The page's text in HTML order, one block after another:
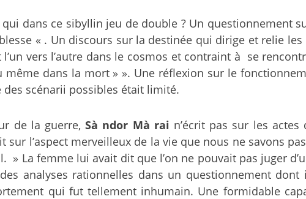
dans ce sibyllin jeu de double ? Un questionnement
« . Un discours sur la destinée qui dirige et relie
vers l’autre dans le cosmos et contraint à se
dans la mort » ». Une réflexion sur le
scénarii possibles était limité.
de la guerre,Sà ndor Mà rai n’écrit pas sur les
sur l’aspect merveilleux de la vie que nous ne savons
La femme lui avait dit que l’on ne pouvait pas juger
analyses rationnelles dans un questionnement
qui fut tellement inhumain. Une formidable